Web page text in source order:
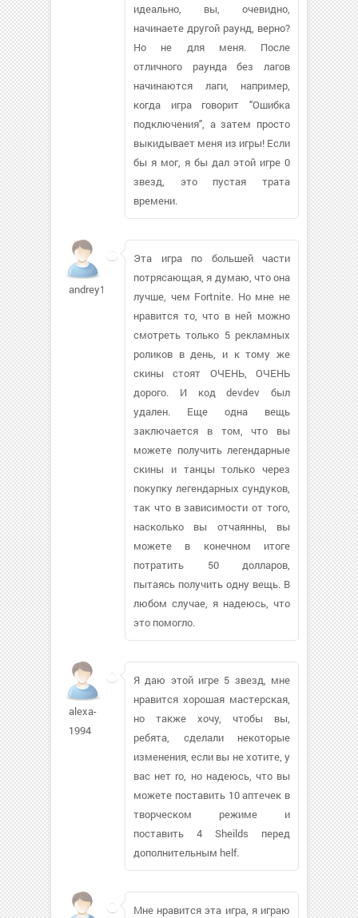
идеально, вы, очевидно,
начинаете другой раунд, верно?
Но не для меня. После
отличного раунда без лагов
начинаются лаги, например,
когда игра говорит "Ошибка
подключения", а затем просто
выкидывает меня из игры! Если
бы я мог, я бы дал этой игре 0
звезд, это пустая трата
времени.
andrey18th
Эта игра по большей части
потрясающая, я думаю, что она
лучше, чем Fortnite. Но мне не
нравится то, что в ней можно
смотреть только 5 рекламных
роликов в день, и к тому же
скины стоят ОЧЕНЬ, ОЧЕНЬ
дорого. И код devdev был
удален. Еще одна вещь
заключается в том, что вы
можете получить легендарные
скины и танцы только через
покупку легендарных сундуков,
так что в зависимости от того,
насколько вы отчаянны, вы
можете в конечном итоге
потратить 50 долларов,
пытаясь получить одну вещь. В
любом случае, я надеюсь, что
это помогло.
alexa-
1994
Я даю этой игре 5 звезд, мне
нравится хорошая мастерская,
но также хочу, чтобы вы,
ребята, сделали некоторые
изменения, если вы не хотите, у
вас нет ro, но надеюсь, что вы
можете поставить 10 аптечек в
творческом режиме и
поставить 4 Sheilds перед
дополнительным helf.
Мне нравится эта игра, я играю